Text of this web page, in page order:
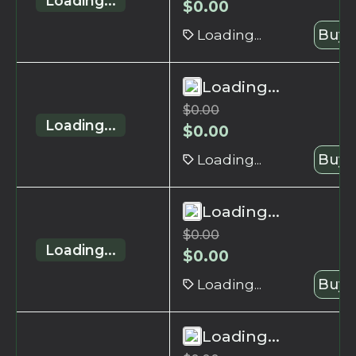
$0.00
Loading... Buy
Loading...
Loading...
$0.00
$0.00
Loading... Buy
Loading...
Loading...
$0.00
$0.00
Loading... Buy
Loading...